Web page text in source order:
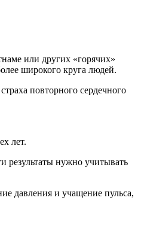
или других «горячих»
широкого круга людей.
повторного сердечного
лет.
результаты нужно учитывать
давления и учащение пульса,